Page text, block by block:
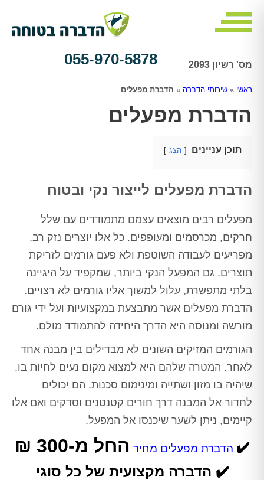
מס' רשיון 2093 055-970-5878
ראשי » שירותי הדברה » הדברת מפעלים
הדברת מפעלים
תוכן עניינים הצג
הדברת מפעלים לייצור נקי ובטוח
מפעלים רבים מוצאים עצמם מתמודדים עם שלל
חרקים, מכרסמים ומעופפים. כל אלו יוצרים נזק רב,
מפריעים לעבודה השוטפת ולא פעם גורמים לזריקת
תוצרים. גם המפעל הנקי ביותר, שמקפיד על היגיינה
בלתי מתפשרת, עלול למשוך אליו גורמים לא רצויים.
הדברת מפעלים אשר מתבצעת במקצועיות ועל ידי גורם
מורשה ומנוסה היא הדרך היחידה להתמודד מולם.
הגורמים המזיקים השונים לא מבדילים בין מבנה אחד
לאחר. המטרה שלהם היא למצוא מקום נעים לחיות בו,
שיהיה בו מזון ושתייה ומינימום סכנות. הם יכולים
לחדור אל המבנה דרך חורים קטנטנים וסדקים ואם אלו
קיימים, ניתן לשער שיכנסו אל המפעל.
✔️ הדברת מפעלים מחיר החל מ-300 ₪
✔️ הדברה מקצועית של כל סוגי